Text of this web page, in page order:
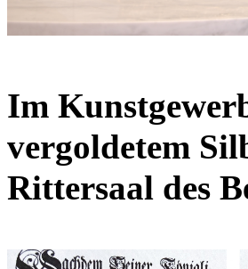
Im
vergoldetem
Rittersaal des